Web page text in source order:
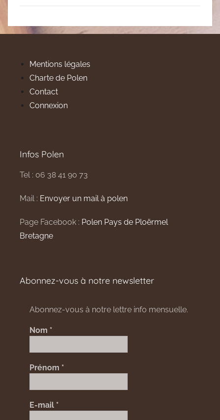
Mentions légales
Charte de Polen
Contact
Connexion
Infos Polen
Tel : 06 38 41 90 73
Mail : Envoyer un mail à polen
Page Facebook : Polen Pays de Ploërmel
Bretagne
Abonnez-vous à notre newsletter
Abonnez-vous à notre lettre info mensuelle.
Nom *
Prénom *
E-mail *